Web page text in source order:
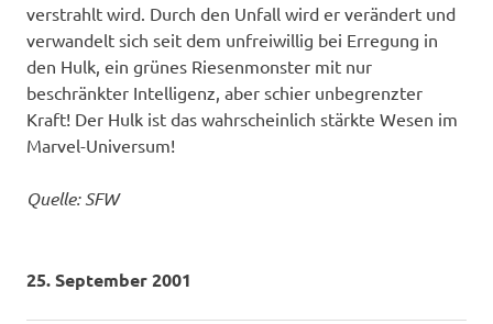
verstrahlt wird. Durch den Unfall wird er verändert und
verwandelt sich seit dem unfreiwillig bei Erregung in
den Hulk, ein grünes Riesenmonster mit nur
beschränkter Intelligenz, aber schier unbegrenzter
Kraft! Der Hulk ist das wahrscheinlich stärkte Wesen im
Marvel-Universum!
Quelle: SFW
25. September 2001